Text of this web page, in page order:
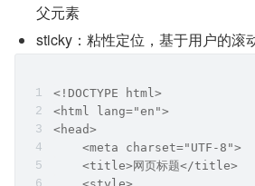
父元素
sticky：粘性定位，基于用户的滚
<!DOCTYPE html>
<html lang="en">
<head>
    <meta charset="UTF-8">
    <title>网页标题</title>